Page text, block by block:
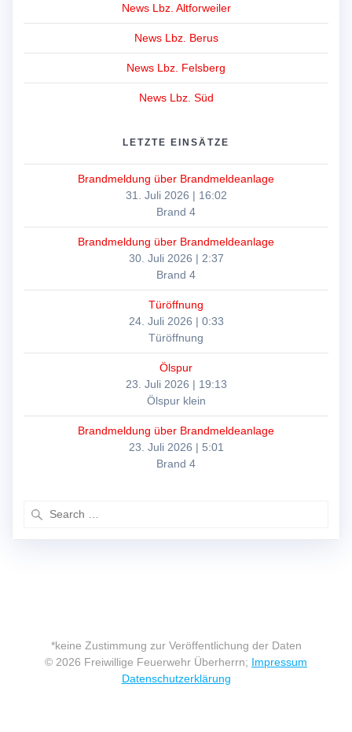
News Lbz. Altforweiler
News Lbz. Berus
News Lbz. Felsberg
News Lbz. Süd
LETZTE EINSÄTZE
Brandmeldung über Brandmeldeanlage
31. Juli 2026 | 16:02
Brand 4
Brandmeldung über Brandmeldeanlage
30. Juli 2026 | 2:37
Brand 4
Türöffnung
24. Juli 2026 | 0:33
Türöffnung
Ölspur
23. Juli 2026 | 19:13
Ölspur klein
Brandmeldung über Brandmeldeanlage
23. Juli 2026 | 5:01
Brand 4
*keine Zustimmung zur Veröffentlichung der Daten
© 2026 Freiwillige Feuerwehr Überherrn; Impressum
Datenschutzerklärung